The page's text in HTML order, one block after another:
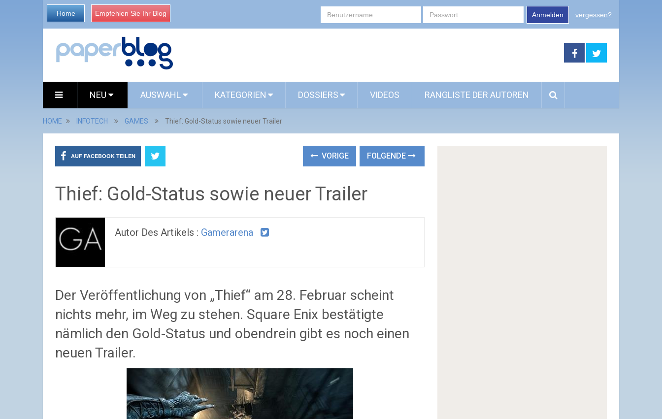
Home Empfehlen Sie Ihr Blog Anmelden vergessen?
NEU AUSWAHL KATEGORIEN DOSSIERS VIDEOS RANGLISTE DER AUTOREN
HOME INFOTECH GAMES Thief: Gold-Status sowie neuer Trailer
AUF FACEBOOK TEILEN VORIGE FOLGENDE
Thief: Gold-Status sowie neuer Trailer
Autor Des Artikels : Gamerarena
Der Veröffentlichung von „Thief“ am 28. Februar scheint
nichts mehr, im Weg zu stehen. Square Enix bestätigte
nämlich den Gold-Status und obendrein gibt es noch einen
neuen Trailer.